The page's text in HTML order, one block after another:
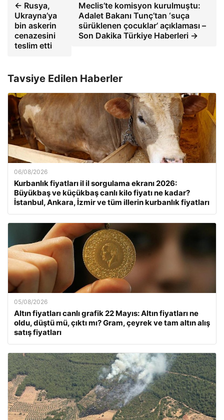
← Rusya,
Ukrayna’ya
bin askerin
cenazesini
teslim etti
Meclis’te komisyon kurulmuştu:
Adalet Bakanı Tunç’tan ‘suça
sürüklenen çocuklar’ açıklaması –
Son Dakika Türkiye Haberleri →
Tavsiye Edilen Haberler
06/08/2026
Kurbanlık fiyatları il il sorgulama ekranı 2026:
Büyükbaş ve küçükbaş canlı kilo fiyatı ne kadar?
İstanbul, Ankara, İzmir ve tüm illerin kurbanlık fiyatları
05/08/2026
Altın fiyatları canlı grafik 22 Mayıs: Altın fiyatları ne
oldu, düştü mü, çıktı mı? Gram, çeyrek ve tam altın alış
satış fiyatları